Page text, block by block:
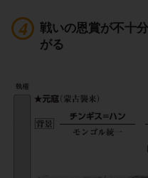
戦いの恩賞が不十
がる